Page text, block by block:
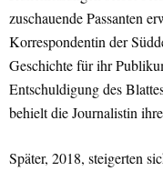
zuschauende Passanten
Korrespondentin der
Geschichte für ihr
Entschuldigung des
behielt die Journalistin
Später, 2018, steigerten